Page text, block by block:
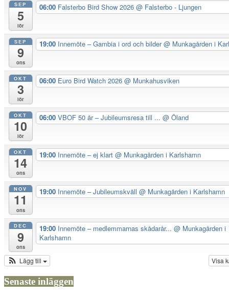
SEP
5
lör
06:00 Falsterbo Bird Show 2026 @ Falsterbo - Ljungen
SEP
9
ons
19:00 Innemöte – Gambia i ord och bilder@ Munkagården i
OKT
3
lör
06:00 Euro Bird Watch 2026 @ Munkahusviken
OKT
10
lör
06:00 VBOF 50 år – Jubileumsresa till ... @ Öland
OKT
14
ons
19:00 Innemöte – ej klart @ Munkagården i Karlshamn
NOV
11
ons
19:00 Innemöte – Jubileumskväll @ Munkagården i Karlshamn
DEC
9
ons
19:00 Innemöte – medlemmarnas skådarår... @ Munkagården i
Karlshamn
Visa
Lägg till
Senaste inläggen